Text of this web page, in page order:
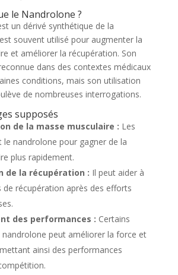
le Nandrolone ?
un dérivé synthétique de la
souvent utilisé pour augmenter la
et améliorer la récupération. Son
dans des contextes médicaux
conditions, mais son utilisation
de nombreuses interrogations.
supposés
de la masse musculaire : Les
le nandrolone pour gagner de la
plus rapidement.
de la récupération : Il peut aider à
de récupération après des efforts
des performances : Certains
peut améliorer la force et
ainsi des performances